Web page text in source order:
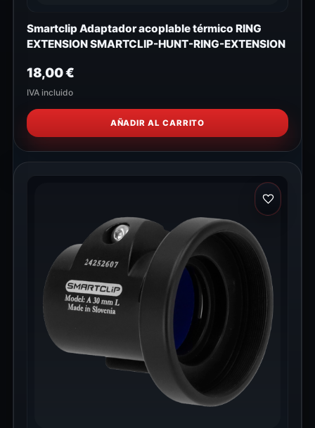
Smartclip Adaptador acoplable térmico RING
EXTENSION SMARTCLIP-HUNT-RING-EXTENSION
18,00€
IVA incluido
AÑADIR AL CARRITO